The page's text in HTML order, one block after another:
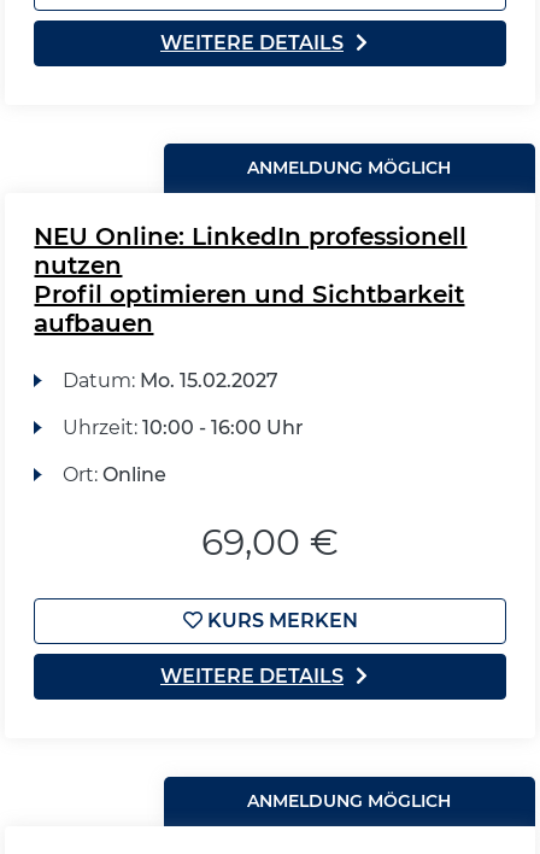
WEITERE DETAILS
ANMELDUNG MÖGLICH
NEU Online: LinkedIn professionell
nutzen
Profil optimieren und Sichtbarkeit
aufbauen
Datum: Mo. 15.02.2027
Uhrzeit: 10:00 - 16:00 Uhr
Ort: Online
69,00 €
KURS MERKEN
WEITERE DETAILS
ANMELDUNG MÖGLICH